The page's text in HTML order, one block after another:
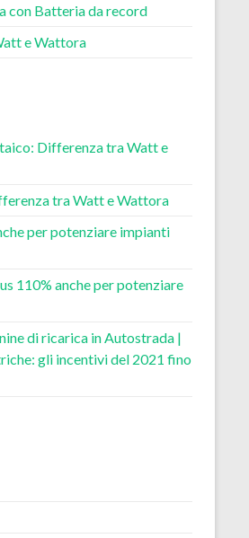
con Batteria da record
e Wattora
Differenza tra Watt e
tra Watt e Wattora
per potenziare impianti
110% anche per potenziare
di ricarica in Autostrada |
gli incentivi del 2021 fino